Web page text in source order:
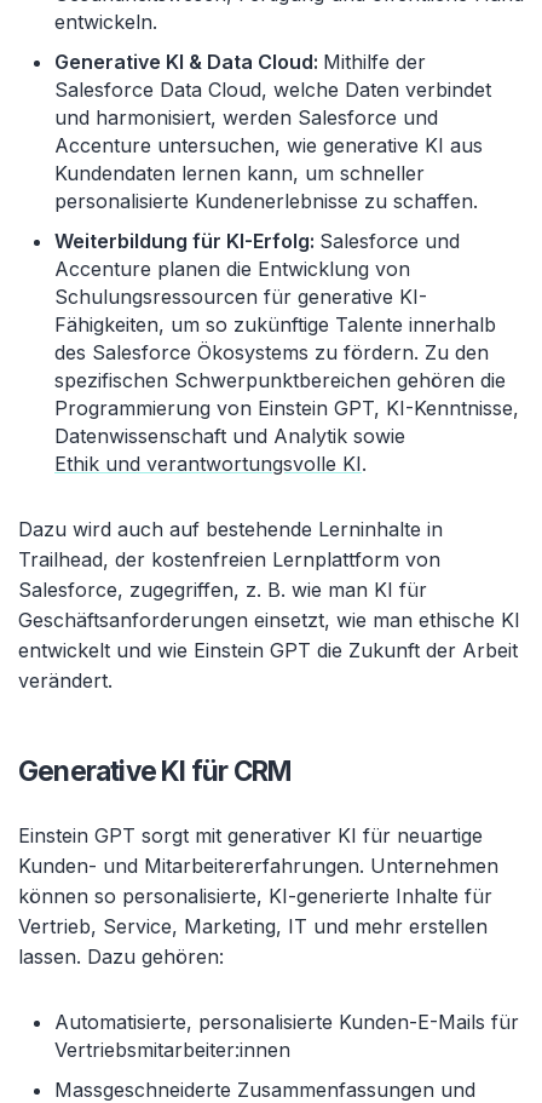
entwickeln.
Generative KI & Data Cloud: Mithilfe der
Salesforce Data Cloud, welche Daten verbindet
und harmonisiert, werden Salesforce und
Accenture untersuchen, wie generative KI aus
Kundendaten lernen kann, um schneller
personalisierte Kundenerlebnisse zu schaffen.
Weiterbildung für KI-Erfolg: Salesforce und
Accenture planen die Entwicklung von
Schulungsressourcen für generative KI-
Fähigkeiten, um so zukünftige Talente innerhalb
des Salesforce Ökosystems zu fördern. Zu den
spezifischen Schwerpunktbereichen gehören die
Programmierung von Einstein GPT, KI-Kenntnisse,
Datenwissenschaft und Analytik sowie
Ethik und verantwortungsvolle KI.
Dazu wird auch auf bestehende Lerninhalte in
Trailhead, der kostenfreien Lernplattform von
Salesforce, zugegriffen, z. B. wie man KI für
Geschäftsanforderungen einsetzt, wie man ethische KI
entwickelt und wie Einstein GPT die Zukunft der Arbeit
verändert.
Generative KI für CRM
Einstein GPT sorgt mit generativer KI für neuartige
Kunden- und Mitarbeitererfahrungen. Unternehmen
können so personalisierte, KI-generierte Inhalte für
Vertrieb, Service, Marketing, IT und mehr erstellen
lassen. Dazu gehören:
Automatisierte, personalisierte Kunden-E-Mails für
Vertriebsmitarbeiter:innen
Massgeschneiderte Zusammenfassungen und